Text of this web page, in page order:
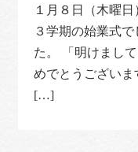
１月８日（木曜日
３学期の始業式で
た。 「明けまし
めでとうございま
[…]